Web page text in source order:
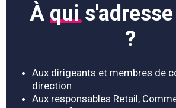
Àqui
?
Aux dirigeants et membres de
direction
Aux responsables Retail,